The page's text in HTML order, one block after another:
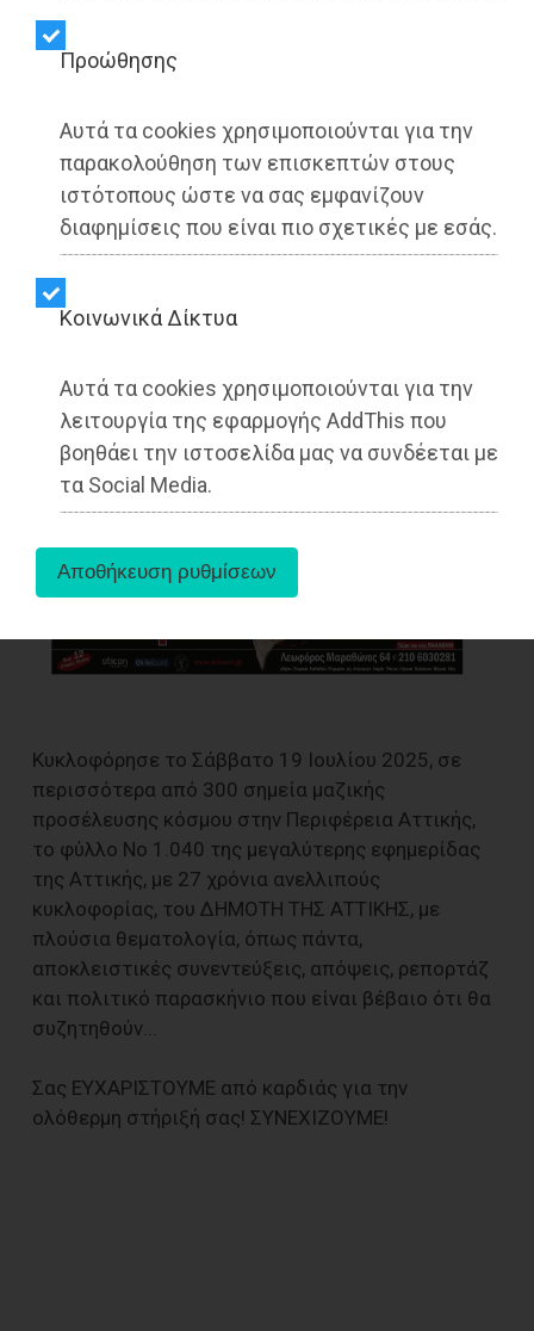
Προώθησης
Αυτά τα cookies χρησιμοποιούνται για την
παρακολούθηση των επισκεπτών στους
ιστότοπους ώστε να σας εμφανίζουν
διαφημίσεις που είναι πιο σχετικές με εσάς.
Kοινωνικά Δίκτυα
Αυτά τα cookies χρησιμοποιούνται για την
λειτουργία της εφαρμογής AddThis που
βοηθάει την ιστοσελίδα μας να συνδέεται με
τα Social Media.
▶️ Ακούστε το κείμενο
Κυκλοφόρησε το Σάββατο 19 Ιουλίου 2025, σε
περισσότερα από 300 σημεία μαζικής
προσέλευσης κόσμου στην Περιφέρεια Αττικής,
το φύλλο No 1.040 της μεγαλύτερης εφημερίδας
της Αττικής, με 27 χρόνια ανελλιπούς
κυκλοφορίας, του ΔΗΜΟΤΗ ΤΗΣ ΑΤΤΙΚΗΣ, με
πλούσια θεματολογία, όπως πάντα,
αποκλειστικές συνεντεύξεις, απόψεις, ρεπορτάζ
και πολιτικό παρασκήνιο που είναι βέβαιο ότι θα
συζητηθούν...
Σας ΕΥΧΑΡΙΣΤΟΥΜΕ από καρδιάς για την
ολόθερμη στήριξή σας! ΣΥΝΕΧΙΖΟΥΜΕ!